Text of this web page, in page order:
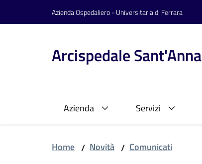
Vai al contenuto
Vai alla navigazioneAzienda Ospedaliero - Universitaria di Ferrara
Arcispedale Sant'Anna
Azienda Servizi
Home / Novità / Comunicati